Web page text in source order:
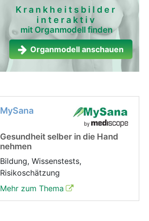
Krankheitsbilder
interaktiv
mit Organmodell finden
Organmodell anschauen
MySana
Gesundheit selber in die Hand
nehmen
Bildung, Wissenstests,
Risikoschätzung
Mehr zum Thema